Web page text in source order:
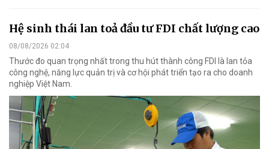
Hệ sinh thái lan toả đầu tư FDI chất lượng cao
08/08/2026 02:04
Thước đo quan trọng nhất trong thu hút thành công FDI là lan tỏa
công nghệ, năng lực quản trị và cơ hội phát triển tạo ra cho doanh
nghiệp Việt Nam.